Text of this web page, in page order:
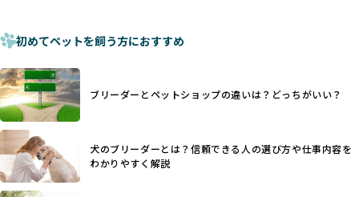
少なくなく、消費者にとって選択の判断が難しい現状があり
さらに、書類審査のみで掲載が許可されるサイトが多く、実
際の飼育環境やブリーダーの姿勢が見えにくい点も課題で
す。こうしたサイトでは、ブリーダーが記載する情報が主で
あり、実際の現場や日々のケアの状況がわからないため、営
利優先の「悪徳ブリーダー」が含まれるリスクが高まりま
す。
BreederFamiliesでは、ワンちゃんを大切にする「優良ブリ
ーダー」のみを紹介するために、法令を超えた独自の基準を
手段でもあるため、切断されることで他の犬や人間との意思
ヨーロッパ諸国ではこうした処置が禁止されている一方で、
日本ではいまだ行われる場合があります。
優良ブリーダーは動物福祉を優先し、ワンちゃんの自然な姿
を大切にするため断尾・断耳を行いません。
一方、営利優先ブリーダーでは「見た目が良く売れやすい」
ことを理由に断尾や断耳を行うことがあり、中には麻酔なし
で処置するケースも見受けられます。
「耳やしっぽを切らない」詳細はこちら
初めてペットを飼う方におすすめ
ブリーダーとペットショップの違いは？どっちがいい？
犬のブリーダーとは？信頼できる人の選び方や仕事内容を
わかりやすく解説